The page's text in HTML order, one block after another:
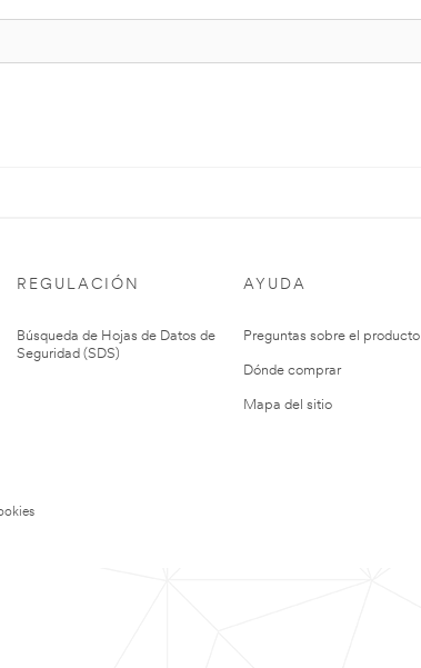
REGULACIÓN
Búsqueda de Hojas de Datos de
Seguridad (SDS)
AYUDA
Preguntas sobre el producto
Dónde comprar
Mapa del sitio